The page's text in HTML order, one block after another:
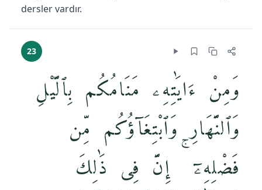
dersler vardır.
23
وَمِنْ ءَايَٰتِهِۦ مَنَامُكُم بِٱلَّيْلِ
وَٱلنَّهَارِ وَٱبْتِغَآؤُكُم مِّن
فَضْلِهِۦٓ ۚ إِنَّ فِى ذَٰلِكَ